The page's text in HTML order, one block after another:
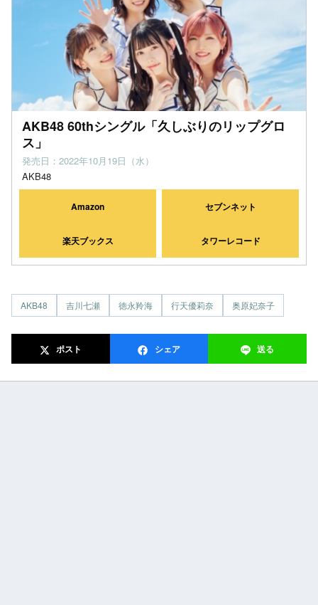
AKB48 60thシングル「久しぶりのリップグロ
ス」
発売日：2022年10月19日（水）
AKB48
Amazon セブンネット
楽天ブックス タワーレコード
AKB48 吉川七瀬 徳永羚海 行天優莉奈 奥原妃奈子
ポスト シェア 送る